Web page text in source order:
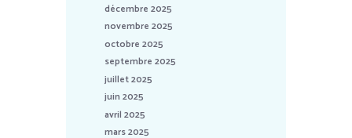
décembre 2025
novembre 2025
octobre 2025
septembre 2025
juillet 2025
juin 2025
avril 2025
mars 2025